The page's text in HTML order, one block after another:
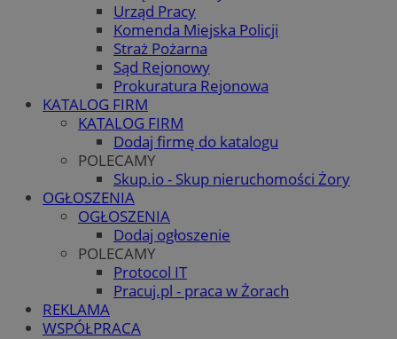
Urząd Pracy
Komenda Miejska Policji
Straż Pożarna
Sąd Rejonowy
Prokuratura Rejonowa
KATALOG FIRM
KATALOG FIRM
Dodaj firmę do katalogu
POLECAMY
Skup.io - Skup nieruchomości Żory
OGŁOSZENIA
OGŁOSZENIA
Dodaj ogłoszenie
POLECAMY
Protocol IT
Pracuj.pl - praca w Żorach
REKLAMA
WSPÓŁPRACA